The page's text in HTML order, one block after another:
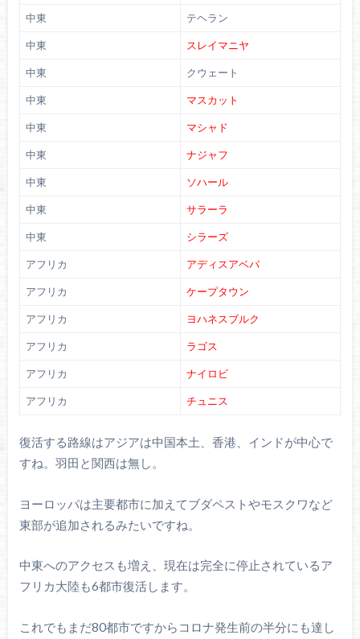
中東 テヘラン
中東 スレイマニヤ
中東 クウェート
中東 マスカット
中東 マシャド
中東 ナジャフ
中東 ソハール
中東 サラーラ
中東 シラーズ
アフリカ アディスアベバ
アフリカ ケープタウン
アフリカ ヨハネスブルク
アフリカ ラゴス
アフリカ ナイロビ
アフリカ チュニス
復活する路線はアジアは中国本土、香港、インドが中心で
すね。羽田と関西は無し。
ヨーロッパは主要都市に加えてブダペストやモスクワなど
東部が追加されるみたいですね。
中東へのアクセスも増え、現在は完全に停止されているア
フリカ大陸も6都市復活します。
これでもまだ80都市ですからコロナ発生前の半分にも達し